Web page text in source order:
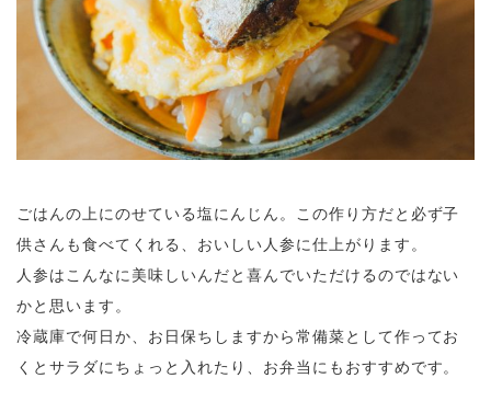
ごはんの上にのせている塩にんじん。この作り方だと必ず子
供さんも食べてくれる、おいしい人参に仕上がります。
人参はこんなに美味しいんだと喜んでいただけるのではない
かと思います。
冷蔵庫で何日か、お日保ちしますから常備菜として作ってお
くとサラダにちょっと入れたり、お弁当にもおすすめです。